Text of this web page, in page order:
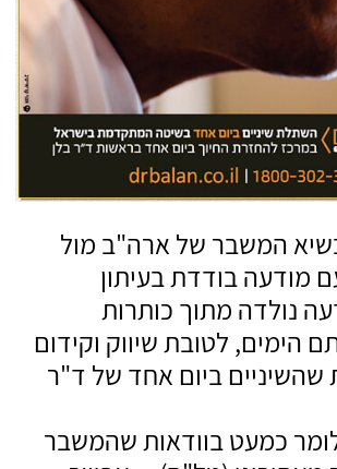
2013, בשיא המשבר של ארה"ב מול
מודעה בודדת בעיתון
נולדה מתוך כותרות
הימים, לטובת שיווק וקידום
ביום אחד של ד"ר
כמעט בוודאות שהמשבר